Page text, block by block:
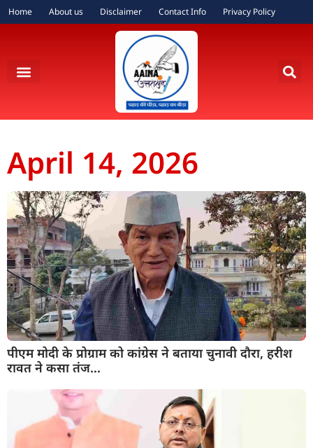
Home About us Disclaimer Contact Info Privacy Policy
April 14, 2026
पीएम मोदी के प्रोग्राम को कांग्रेस ने बताया चुनावी दौरा, हरीश
रावत ने कसा तंज…